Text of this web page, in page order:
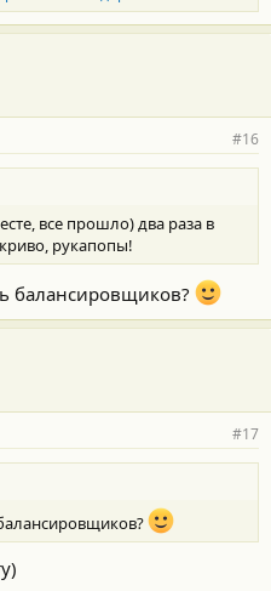
#16
все прошло) два раза в
рукапопы!
балансировщиков?
#17